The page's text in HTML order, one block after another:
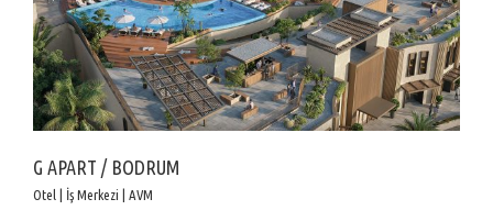
G APART / BODRUM
Otel | İş Merkezi | AVM